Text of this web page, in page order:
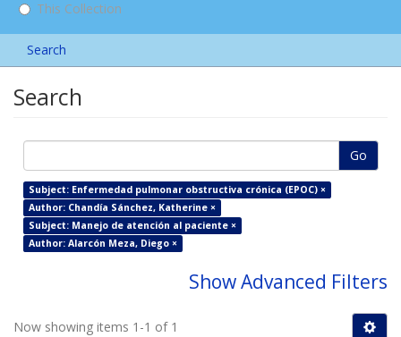
This Collection
Search
Search
Go
Subject: Enfermedad pulmonar obstructiva crónica (EPOC) ×
Author: Chandía Sánchez, Katherine ×
Subject: Manejo de atención al paciente ×
Author: Alarcón Meza, Diego ×
Show Advanced Filters
Now showing items 1-1 of 1